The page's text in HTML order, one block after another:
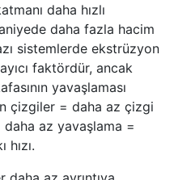
daha hızlı
daha fazla hacim
sistemlerde ekstrüzyon
faktördür, ancak
yavaşlaması
çizgiler = daha az çizgi
az yavaşlama =
hızı.